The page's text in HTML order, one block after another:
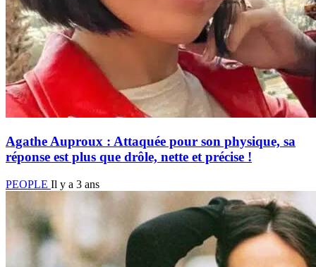
Agathe Auproux : Attaquée pour son physique, sa
réponse est plus que drôle, nette et précise !
PEOPLE Il y a 3 ans